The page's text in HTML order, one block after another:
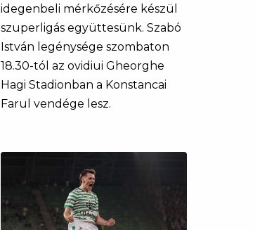
idegenbeli mérkőzésére készül
szuperligás együttesünk. Szabó
István legénysége szombaton
18.30-tól az ovidiui Gheorghe
Hagi Stadionban a Konstancai
Farul vendége lesz.